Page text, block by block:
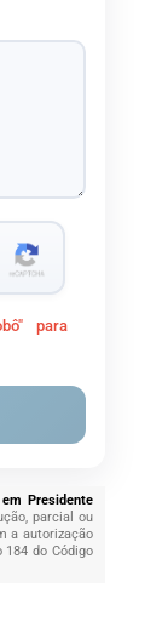
para
Presidente
parcial ou
a autorização
do Código